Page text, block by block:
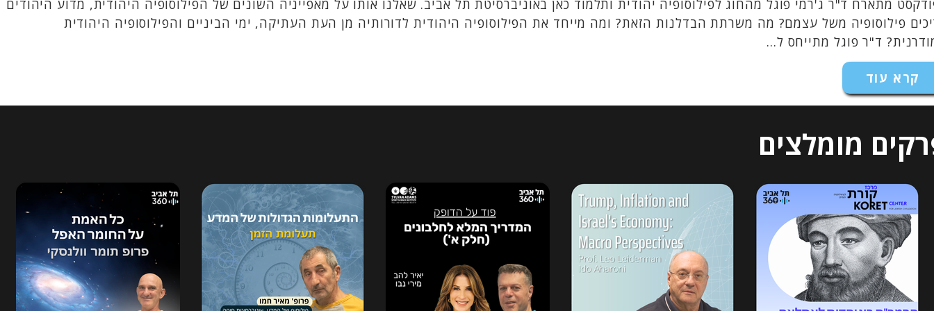
מתארח ד"ר ג'רמי פוגל מהחוג לפילוסופיה יהודית ותלמוד כאן באוניברסיטת תל אביב. שאלנו אותו על מאפייניה השונים של הפילוסופיה היהודית, מדוע היהודים
פילוסופיה משל עצמם? מה משרתת הבדלנות הזאת? ומה מייחד את הפילוסופיה היהודית לדורותיה מן העת העתיקה, ימי הביניים והפילוסופיה היהודית
ד"ר פוגל מתייחס ל...
קרא עוד
מומלצים